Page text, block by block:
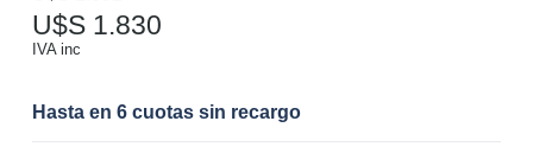
U$S 1.830
IVA inc
Hasta en 6 cuotas sin recargo